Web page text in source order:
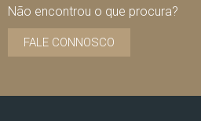
Não encontrou o que procura?
FALE CONNOSCO